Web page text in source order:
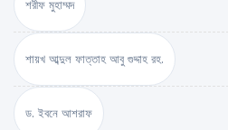
শরীফ মুহাম্মদ
শায়খ আব্দুল ফাত্তাহ আবু গুদ্দাহ রহ.
ড. ইবনে আশরাফ